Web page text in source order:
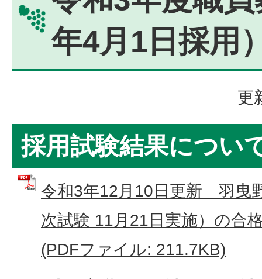
年4月1日採用
更
採用試験結果につい
令和3年12月10日更新 羽曳
次試験 11月21日実施）の合
(PDFファイル: 211.7KB)